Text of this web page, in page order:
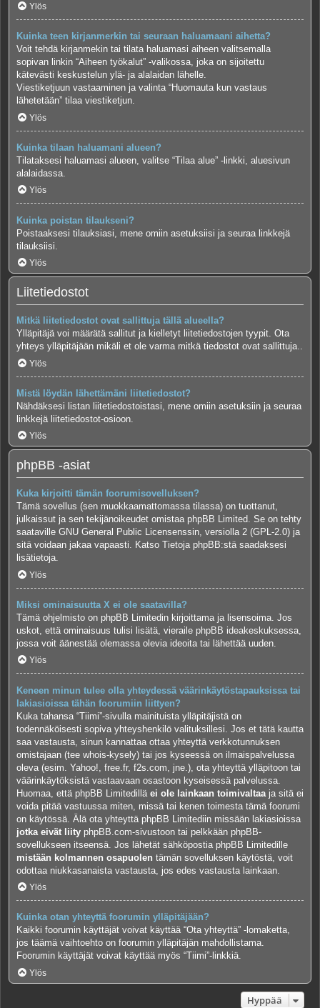
Ylös
Kuinka teen kirjanmerkin tai seuraan haluamaani aihetta?
Voit tehdä kirjanmekin tai tilata haluamasi aiheen valitsemalla
sopivan linkin “Aiheen työkalut” -valikossa, joka on sijoitettu
kätevästi keskustelun ylä- ja alalaidan lähelle.
Viestiketjuun vastaaminen ja valinta “Huomauta kun vastaus
lähetetään” tilaa viestiketjun.
Ylös
Kuinka tilaan haluamani alueen?
Tilataksesi haluamasi alueen, valitse “Tilaa alue” -linkki, aluesivun
alalaidassa.
Ylös
Kuinka poistan tilaukseni?
Poistaaksesi tilauksiasi, mene omiin asetuksiisi ja seuraa linkkejä
tilauksiisi.
Ylös
Liitetiedostot
Mitkä liitetiedostot ovat sallittuja tällä alueella?
Ylläpitäjä voi määrätä sallitut ja kielletyt liitetiedostojen tyypit. Ota
yhteys ylläpitäjään mikäli et ole varma mitkä tiedostot ovat sallittuja..
Ylös
Mistä löydän lähettämäni liitetiedostot?
Nähdäksesi listan liitetiedostoistasi, mene omiin asetuksiin ja seuraa
linkkejä liitetiedostot-osioon.
Ylös
phpBB -asiat
Kuka kirjoitti tämän foorumisovelluksen?
Tämä sovellus (sen muokkaamattomassa tilassa) on tuottanut,
julkaissut ja sen tekijänoikeudet omistaa phpBB Limited. Se on tehty
saataville GNU General Public Licensenssin, versiolla 2 (GPL-2.0) ja
sitä voidaan jakaa vapaasti. Katso Tietoja phpBB:stäsaadaksesi
lisätietoja.
Ylös
Miksi ominaisuutta X ei ole saatavilla?
Tämä ohjelmisto on phpBB Limitedin kirjoittama ja lisensoima. Jos
uskot, että ominaisuus tulisi lisätä, vieraile phpBB ideakeskuksessa
jossa voit äänestää olemassa olevia ideoita tai lähettää uuden.
Ylös
Keneen minun tulee olla yhteydessä väärinkäytöstapauksissa tai
lakiasioissa tähän foorumiin liittyen?
Kuka tahansa “Tiimi”-sivulla mainituista ylläpitäjistä on
todennäköisesti sopiva yhteyshenkilö valituksillesi. Jos et tätä kautta
saa vastausta, sinun kannattaa ottaa yhteyttä verkkotunnuksen
omistajaan (tee whois-kysely) tai jos kyseessä on ilmaispalvelussa
oleva (esim. Yahoo!, free.fr, f2s.com, jne.), ota yhteyttä ylläpitoon tai
väärinkäytöksistä vastaavaan osastoon kyseisessä palvelussa.
Huomaa, että phpBB Limitedillä ei ole lainkaan toimivaltaa ja sitä ei
voida pitää vastuussa miten, missä tai kenen toimesta tämä foorumi
on käytössä. Älä ota yhteyttä phpBB Limitediin missään lakiasioissa
jotka eivät liity phpBB.com-sivustoon tai pelkkään phpBB-
sovellukseen itseensä. Jos lähetät sähköpostia phpBB Limitedille
mistään kolmannen osapuolen tämän sovelluksen käytöstä, voit
odottaa niukkasanaista vastausta, jos edes vastausta lainkaan.
Ylös
Kuinka otan yhteyttä foorumin ylläpitäjään?
Kaikki foorumin käyttäjät voivat käyttää “Ota yhteyttä” -lomaketta,
jos täämä vaihtoehto on foorumin ylläpitäjän mahdollistama.
Foorumin käyttäjät voivat käyttää myös “Tiimi”-linkkiä.
Ylös
Hyppää